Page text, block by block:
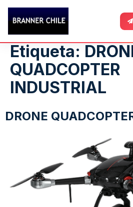
Etiqueta:
QUADCOPTER
INDUSTRIAL
DRONE